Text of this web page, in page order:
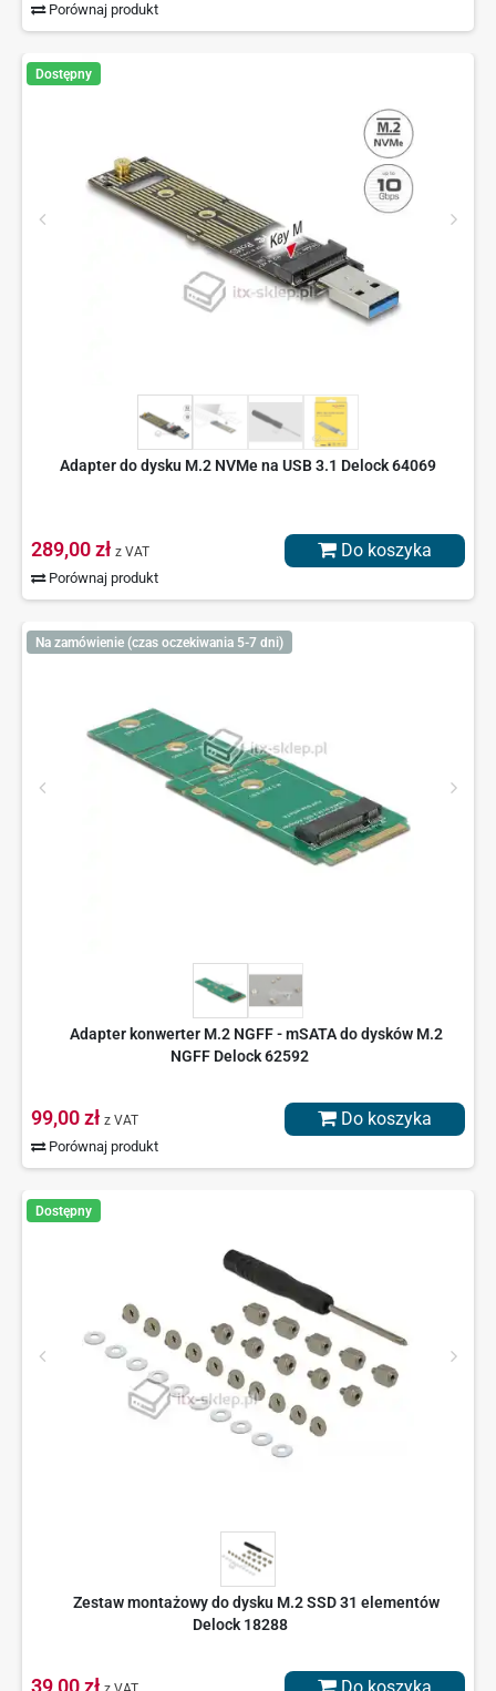
Porównaj produkt
Dostępny
Adapter do dysku M.2 NVMe na USB 3.1 Delock 64069
289,00 zł z VAT
Porównaj produkt
Do koszyka
Na zamówienie (czas oczekiwania 5-7 dni)
Adapter konwerter M.2 NGFF - mSATA do dysków M.2
NGFF Delock 62592
99,00 zł z VAT
Porównaj produkt
Do koszyka
Dostępny
Zestaw montażowy do dysku M.2 SSD 31 elementów
Delock 18288